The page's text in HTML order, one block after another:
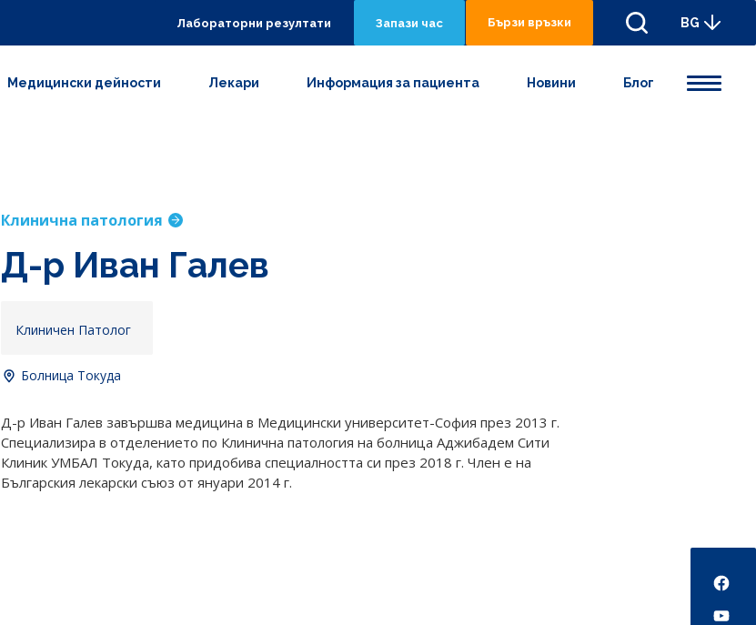
Лабораторни резултати Запази час Бързи връзки BG
Медицински дейности Лекари Информация за пациента Новини Блог
Клинична патология
Д-р Иван Галев
Клиничен Патолог
Болница Токуда
Д-р Иван Галев завършва медицина в Медицински университет-София през 2013 г.
Специализира в отделението по Клинична патология на болница Аджибадем Сити
Клиник УМБАЛ Токуда, като придобива специалността си през 2018 г. Член е на
Българския лекарски съюз от януари 2014 г.